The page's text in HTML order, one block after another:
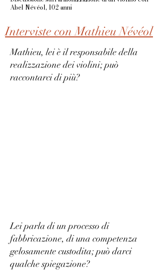
Abel Névéol, 102 anni
Interviste con Mathieu Névéol
Mathieu, lei è il responsabile della
realizzazione dei violini; può
raccontarci di più?
Lei parla di un processo di
fabbricazione, di una competenza
gelosamente custodita; può darci
qualche spiegazione?